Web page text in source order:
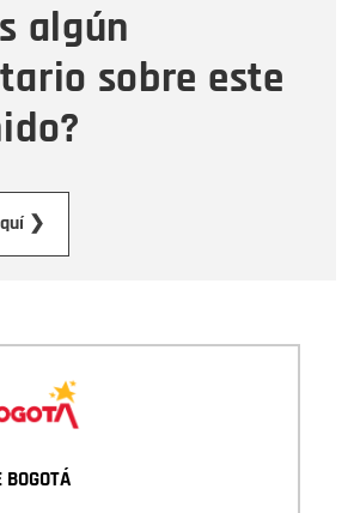
algún
sobre este
❯